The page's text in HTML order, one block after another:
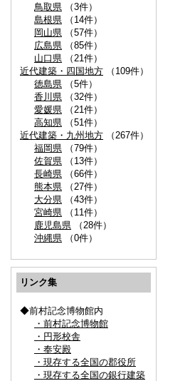
鳥取県 （3件）
島根県 （14件）
岡山県 （57件）
広島県 （85件）
山口県 （21件）
近代建築・四国地方 （109件）
徳島県 （5件）
香川県 （32件）
愛媛県 （21件）
高知県 （51件）
近代建築・九州地方 （267件）
福岡県 （79件）
佐賀県 （13件）
長崎県 （66件）
熊本県 （27件）
大分県 （43件）
宮崎県 （11件）
鹿児島県 （28件）
沖縄県 （0件）
リンク集
◆前村記念博物館内
・前村記念博物館
・円形校舎
・奉安殿
・現存する全国の郡役所
・現存する全国の銀行建築